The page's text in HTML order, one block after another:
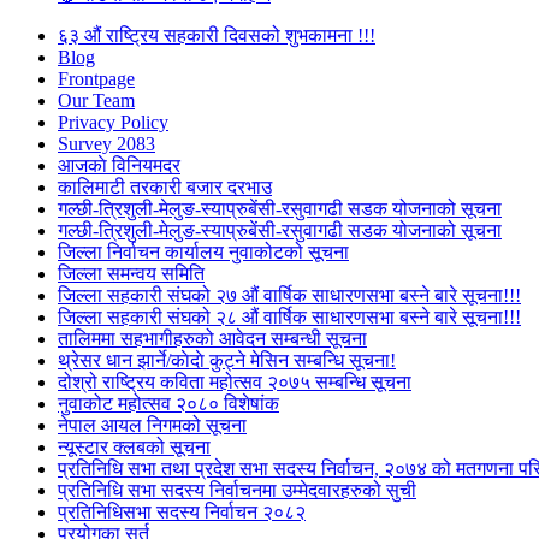
६३ औं राष्ट्रिय सहकारी दिवसको शुभकामना !!!
Blog
Frontpage
Our Team
Privacy Policy
Survey 2083
आजकाे विनियमदर
कालिमाटी तरकारी बजार दरभाउ
गल्छी-त्रिशुली-मेलुङ-स्याप्रुबेंसी-रसुवागढी सडक योजनाको सूचना
गल्छी-त्रिशुली-मेलुङ-स्याप्रुबेंसी-रसुवागढी सडक योजनाको सूचना
जिल्ला निर्वाचन कार्यालय नुवाकोटको सूचना
जिल्ला समन्वय समिति
जिल्ला सहकारी संघको २७ औं वार्षिक साधारणसभा बस्ने बारे सूचना!!!
जिल्ला सहकारी संघको २८ औं वार्षिक साधारणसभा बस्ने बारे सूचना!!!
तालिममा सहभागीहरुको आवेदन सम्बन्धी सूचना
थ्रेसर धान झार्ने/काेदाे कुट्ने मेसिन सम्बन्धि सूचना!
दोश्रो राष्ट्रिय कविता महोत्सव २०७५ सम्बन्धि सूचना
नुवाकोट महोत्सव २०८० विशेषांक
नेपाल आयल निगमको सूचना
न्यूस्टार क्लबको सूचना
प्रतिनिधि सभा तथा प्रदेश सभा सदस्य निर्वाचन, २०७४ को मतगणना
प्रतिनिधि सभा सदस्य निर्वाचनमा उम्मेदवारहरुको सुची
प्रतिनिधिसभा सदस्य निर्वाचन २०८२
प्रयोगका सर्त